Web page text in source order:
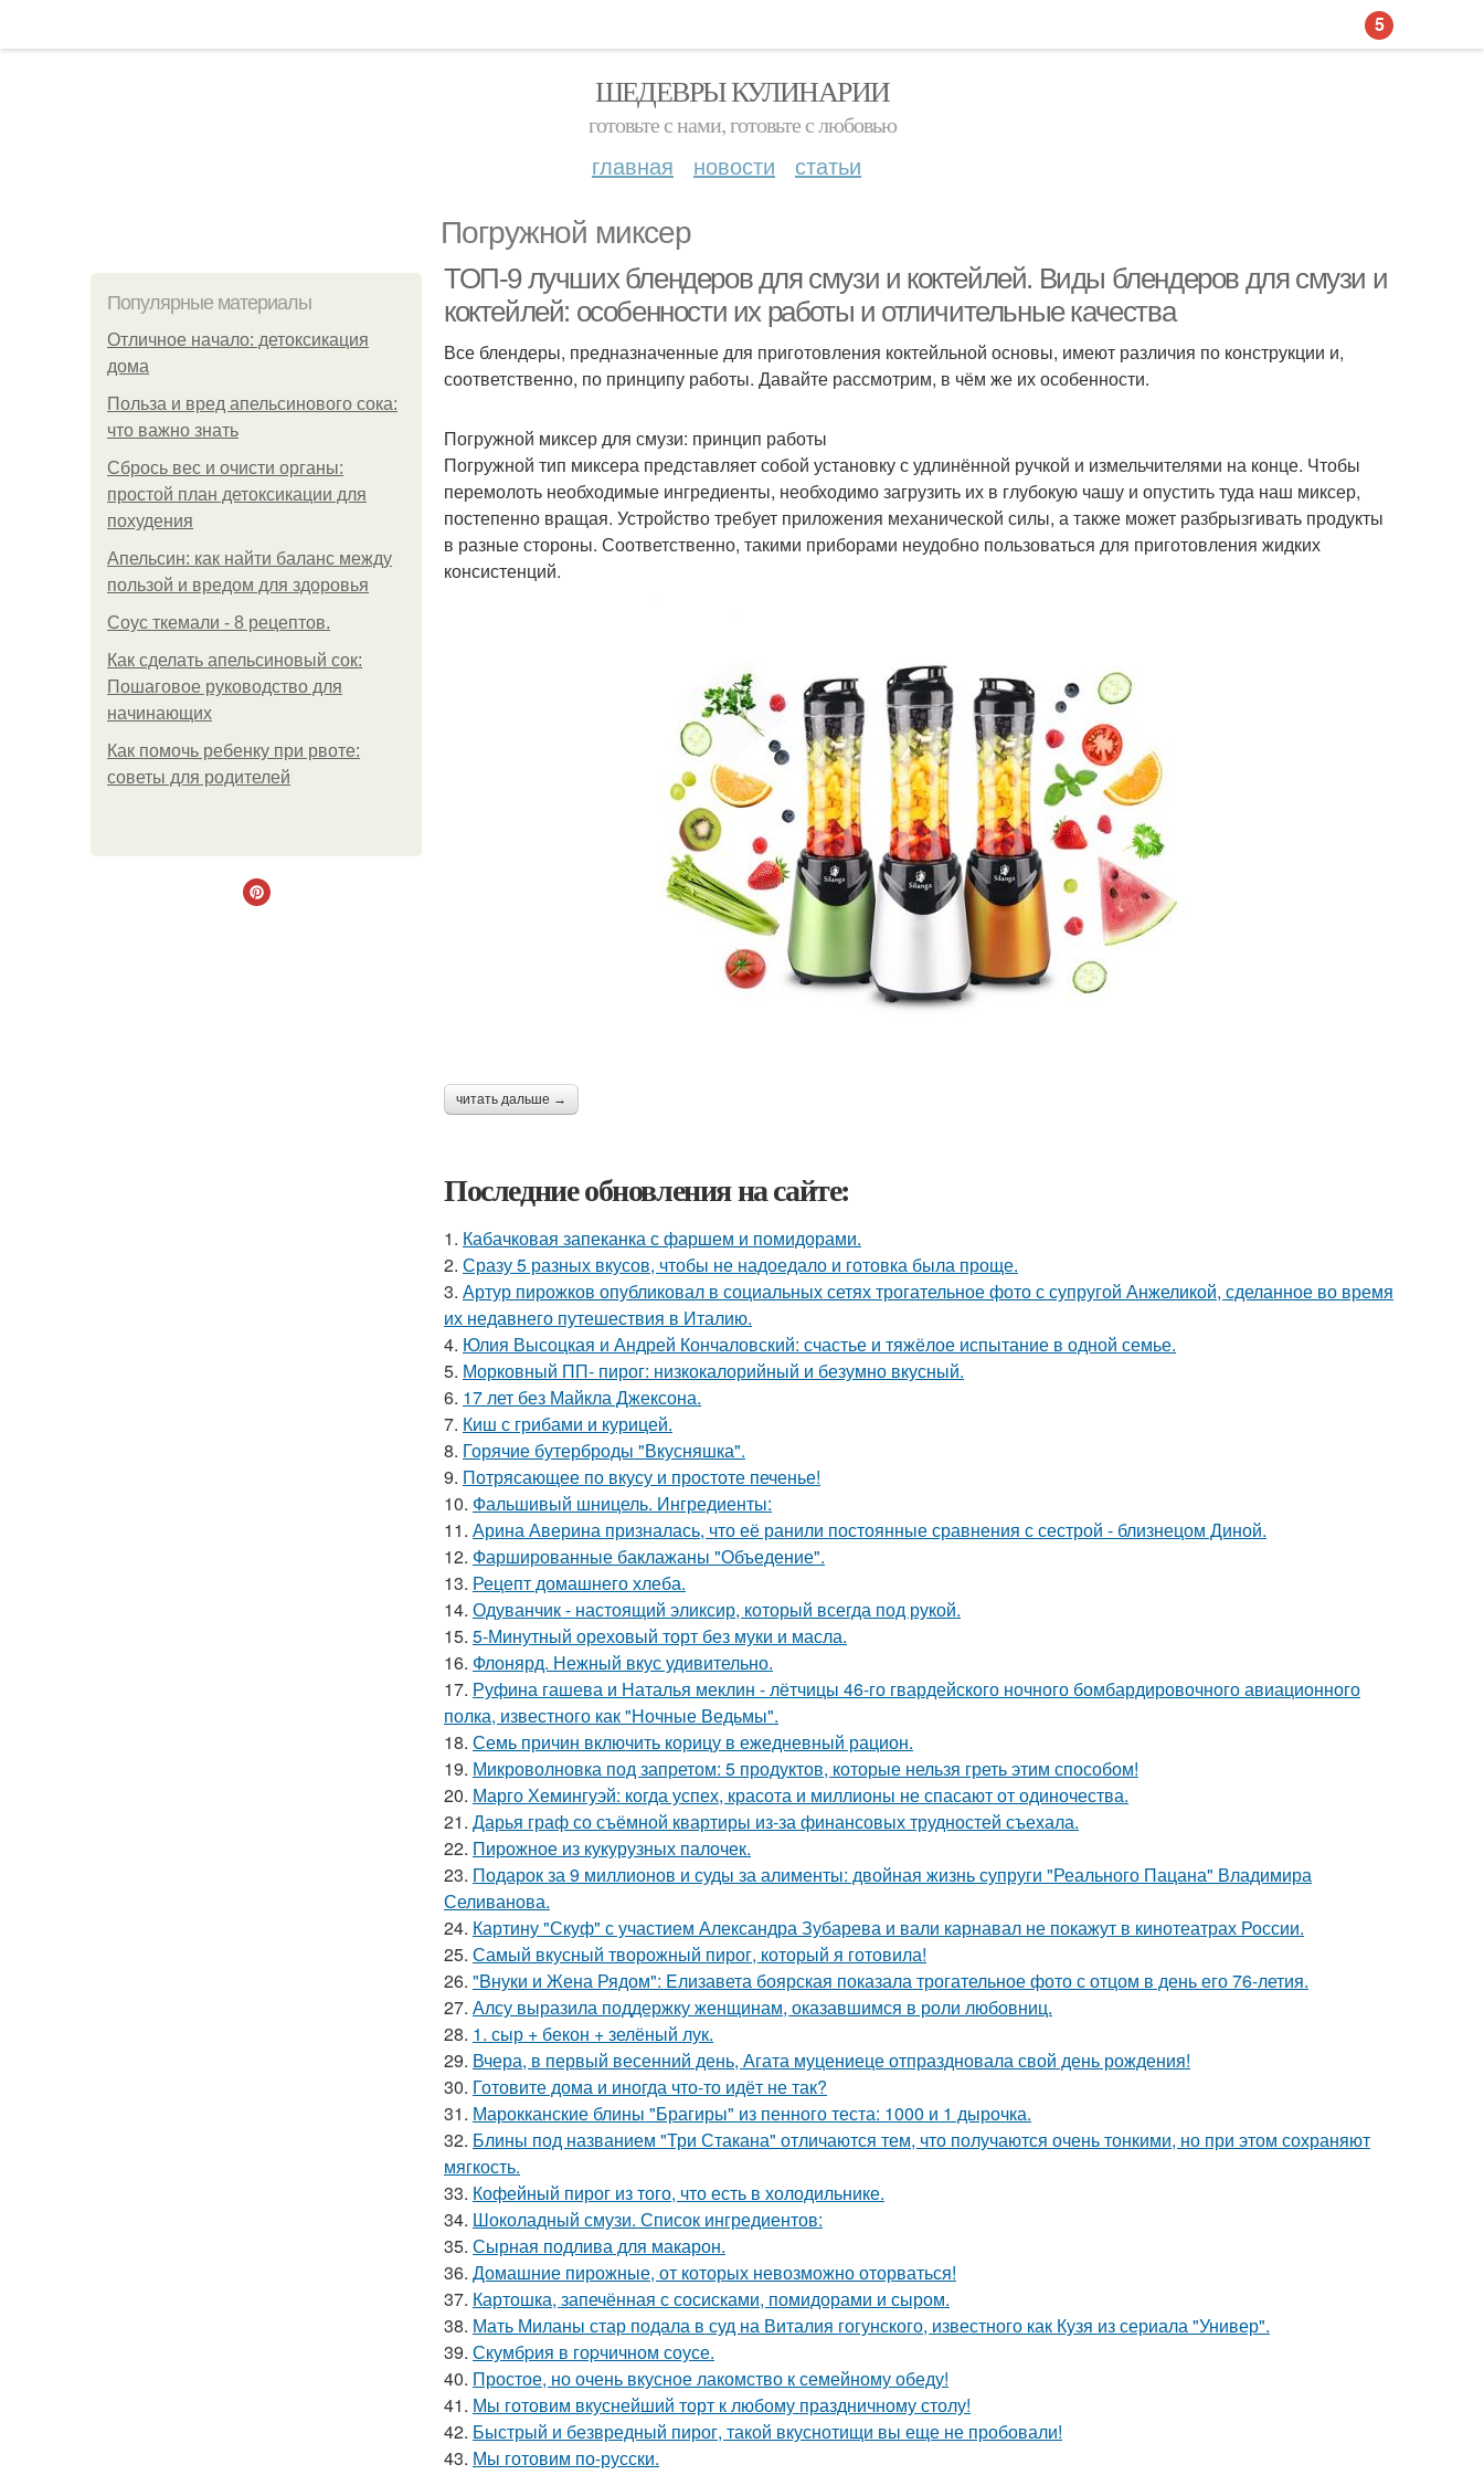
ШЕДЕВРЫ КУЛИНАРИИ
готовьте с нами, готовьте с любовью
главная новости статьи
Погружной миксер
Популярные материалы
Отличное начало: детоксикация
дома
Польза и вред апельсинового сока:
что важно знать
Сбрось вес и очисти органы:
простой план детоксикации для
похудения
Апельсин: как найти баланс между
пользой и вредом для здоровья
Соус ткемали - 8 рецептов.
Как сделать апельсиновый сок:
Пошаговое руководство для
начинающих
Как помочь ребенку при рвоте:
советы для родителей
ТОП-9 лучших блендеров для смузи и коктейлей. Виды блендеров для смузи и
коктейлей: особенности их работы и отличительные качества
Все блендеры, предназначенные для приготовления коктейльной основы, имеют различия по конструкции и,
соответственно, по принципу работы. Давайте рассмотрим, в чём же их особенности.
Погружной миксер для смузи: принцип работы
Погружной тип миксера представляет собой установку с удлинённой ручкой и измельчителями на конце. Чтобы
перемолоть необходимые ингредиенты, необходимо загрузить их в глубокую чашу и опустить туда наш миксер,
постепенно вращая. Устройство требует приложения механической силы, а также может разбрызгивать продукты
в разные стороны. Соответственно, такими приборами неудобно пользоваться для приготовления жидких
консистенций.
читать дальше →
Последние обновления на сайте:
1. Кабачковая запеканка с фаршем и помидорами.
2. Сразу 5 разных вкусов, чтобы не надоедало и готовка была проще.
3. Артур пирожков опубликовал в социальных сетях трогательное фото с супругой Анжеликой, сделанное во время
их недавнего путешествия в Италию.
4. Юлия Высоцкая и Андрей Кончаловский: счастье и тяжёлое испытание в одной семье.
5. Морковный ПП- пирог: низкокалорийный и безумно вкусный.
6. 17 лет без Майкла Джексона.
7. Киш с грибами и курицей.
8. Горячие бутерброды "Вкусняшка".
9. Потрясающее по вкусу и простоте печенье!
10. Фальшивый шницель. Ингредиенты:
11. Арина Аверина призналась, что её ранили постоянные сравнения с сестрой - близнецом Диной.
12. Фаршированные баклажаны "Объедение".
13. Рецепт домашнего хлеба.
14. Одуванчик - настоящий эликсир, который всегда под рукой.
15. 5-Минутный ореховый торт без муки и масла.
16. Флонярд. Нежный вкус удивительно.
17. Руфина гашева и Наталья меклин - лётчицы 46-го гвардейского ночного бомбардировочного авиационного
полка, известного как "Ночные Ведьмы".
18. Семь причин включить корицу в ежедневный рацион.
19. Микроволновка под запретом: 5 продуктов, которые нельзя греть этим способом!
20. Марго Хемингуэй: когда успех, красота и миллионы не спасают от одиночества.
21. Дарья граф со съёмной квартиры из-за финансовых трудностей съехала.
22. Пирожное из кукурузных палочек.
23. Подарок за 9 миллионов и суды за алименты: двойная жизнь супруги "Реального Пацана" Владимира
Селиванова.
24. Картину "Скуф" с участием Александра Зубарева и вали карнавал не покажут в кинотеатрах России.
25. Самый вкусный творожный пирог, который я готовила!
26. "Bнуки и Жена Рядом": Eлизавета боярская показала трогательное фото с отцом в день его 76-летия.
27. Алсу выразила поддержку женщинам, оказавшимся в роли любовниц.
28. 1. сыр + бекон + зелёный лук.
29. Вчера, в первый весенний день, Агата муцениеце отпраздновала свой день рождения!
30. Готовите дома и иногда что-то идёт не так?
31. Марокканские блины "Брагиры" из пенного теста: 1000 и 1 дырочка.
32. Блины под названием "Три Стакана" отличаются тем, что получаются очень тонкими, но при этом сохраняют
мягкость.
33. Кофейный пирог из того, что есть в холодильнике.
34. Шоколадный смузи. Список ингредиентов:
35. Сырная подлива для макарон.
36. Домашние пирожные, от которых невозможно оторваться!
37. Картошка, запечённая с сосисками, помидорами и сыром.
38. Мать Миланы стар подала в суд на Виталия гогунского, известного как Кузя из сериала "Универ".
39. Скумбpия в гоpчичном соусе.
40. Простое, но очень вкусное лакомство к семейному обеду!
41. Мы готовим вкуснейший торт к любому праздничному столу!
42. Быстрый и безвредный пирог, такой вкуснотищи вы еще не пробовали!
43. Мы готовим по-русски.
5